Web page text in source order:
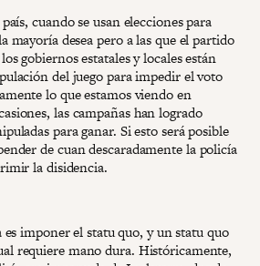
cuando se usan elecciones para
mayoría desea pero a las que el partido
gobiernos estatales y locales están
del juego para impedir el voto
lo que estamos viendo en
las campañas han logrado
para ganar. Si esto será posible
de cuan descaradamente la policía
la disidencia.
imponer el statu quo, y un statu quo
requiere mano dura. Históricamente,